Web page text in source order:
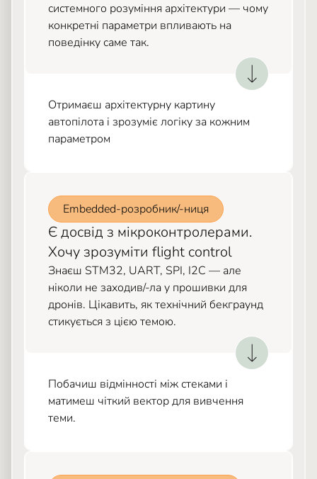
системного розуміння архітектури — чому
конкретні параметри впливають на
поведінку саме так.
Отримаєш архітектурну картину
автопілота і зрозуміє логіку за кожним
параметром
Embedded-розробник/-ниця
Є досвід з мікроконтролерами.
Хочу зрозуміти flight control
Знаєш STM32, UART, SPI, I2C — але
ніколи не заходив/-ла у прошивки для
дронів. Цікавить, як технічний бекграунд
стикується з цією темою.
Побачиш відмінності між стеками і
матимеш чіткий вектор для вивчення
теми.